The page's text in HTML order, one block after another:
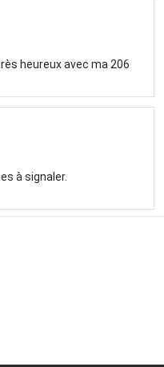
heureux avec ma 206
à signaler.